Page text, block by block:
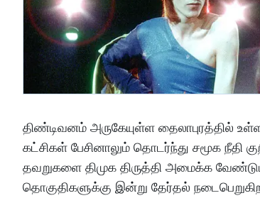
திண்டிவனம் அருகேயுள்ள தைலாபுரத்தில்
கட்சிகள் பேசினாலும் தொடர்ந்து சமூக நீதி
தவறுகளை திமுக திருத்தி அமைக்க
தொகுதிகளுக்கு இன்று தேர்தல்